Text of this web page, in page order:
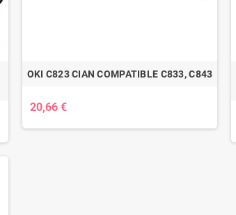
OKI C823 CIAN COMPATIBLE C833, C843
20,66 €